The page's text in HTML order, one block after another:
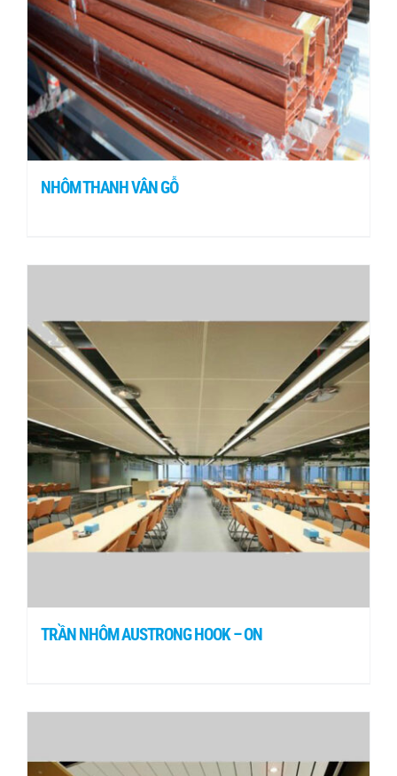
NHÔM THANH VÂN GỖ
TRẦN NHÔM AUSTRONG HOOK – ON